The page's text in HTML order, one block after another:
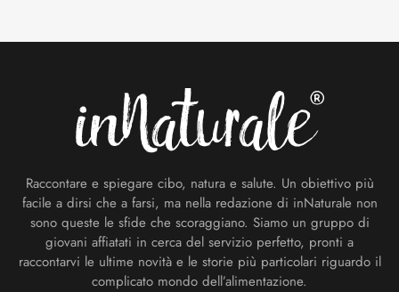
Raccontare e spiegare cibo, natura e salute. Un obiettivo più
facile a dirsi che a farsi, ma nella redazione di inNaturale non
sono queste le sfide che scoraggiano. Siamo un gruppo di
giovani affiatati in cerca del servizio perfetto, pronti a
raccontarvi le ultime novità e le storie più particolari riguardo il
complicato mondo dell’alimentazione.